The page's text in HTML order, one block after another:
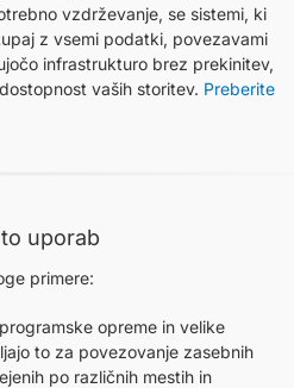
vzdrževanje, se sistemi, ki
z vsemi podatki, povezavami
infrastrukturo brez prekinitev,
vaših storitev. Preberite
uporab
primere:
opreme in velike
to za povezovanje zasebnih
po različnih mestih in